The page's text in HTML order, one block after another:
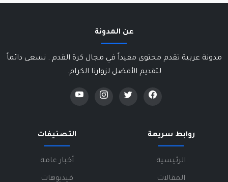
عن المدونة
مدونة عربية تقدم محتوى مفيداً في مجال كرة القدم . نسعى دائماً
لتقديم الأفضل لزوارنا الكرام.
روابط سريعة
الرئيسية
المقالات
التصنيفات
أخبار عامة
فيديوهات